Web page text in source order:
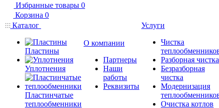
Избранные товары 0
Корзина 0
Каталог
Пластины
Уплотнения
Пластинчатые
теплообменники
О компании
Партнеры
Наши
работы
Реквизиты
Услуги
Чистка
Разборная чистка
Безразборная
чистка
Модернизация
Очистка котлов